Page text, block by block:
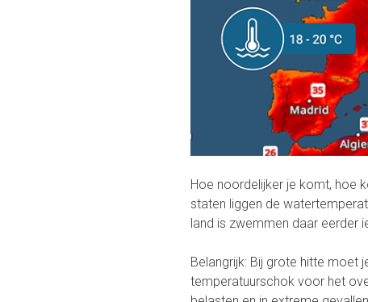
Hoe noordelijker je komt, hoe
staten liggen de
land is zwemmen daar eerder
Belangrijk: Bij grote hitte moet
temperatuurschok voor het